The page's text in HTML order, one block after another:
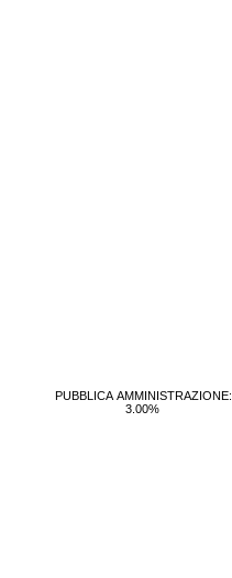
PUBBLICA AMMINISTRAZIONE:
3.00%